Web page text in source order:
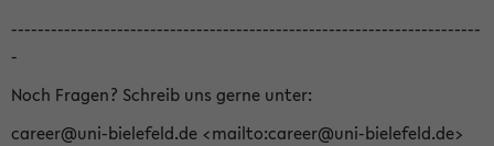
-----------------------------------------------------------------------
-
Noch Fragen? Schreib uns gerne unter:
career@uni-bielefeld.de <mailto:career@uni-bielefeld.de>